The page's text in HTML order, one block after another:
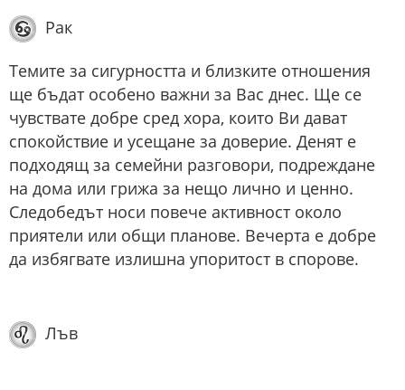
Рак
Темите за сигурността и близките отношения
ще бъдат особено важни за Вас днес. Ще се
чувствате добре сред хора, които Ви дават
спокойствие и усещане за доверие. Денят е
подходящ за семейни разговори, подреждане
на дома или грижа за нещо лично и ценно.
Следобедът носи повече активност около
приятели или общи планове. Вечерта е добре
да избягвате излишна упоритост в спорове.
Лъв